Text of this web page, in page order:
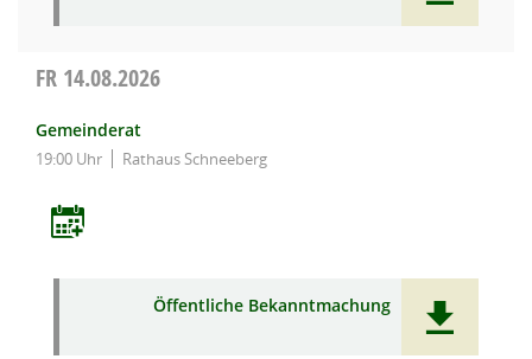
FR 14.08.2026
Gemeinderat
19:00 Uhr Rathaus Schneeberg
Öffentliche Bekanntmachung